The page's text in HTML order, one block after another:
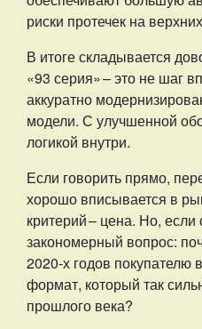
риски протечек на
В итоге складывается
«93 серия» – ​это не шаг
аккуратно
модели. С улучшенной
логикой внутри.
Если говорить прямо,
хорошо вписывается в
критерий – ​цена. Но,
закономерный вопрос:
2020-х годов покупателю
формат, который так
прошлого века?